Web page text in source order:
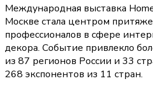
Международная выставка
Москве стала центром
профессионалов в сфере
декора. Событие привлекло
из 87 регионов России и 33
268 экспонентов из 11 стран.